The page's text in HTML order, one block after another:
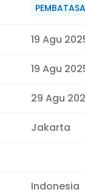
19 Agu
19 Agu
29 Agu
Jakarta
Indonesia